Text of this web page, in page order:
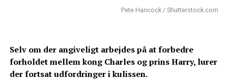
Pete Hancock / Shutterstock.com
Selv om der angiveligt arbejdes på at forbedre
forholdet mellem kong Charles og prins Harry, lurer
der fortsat udfordringer i kulissen.